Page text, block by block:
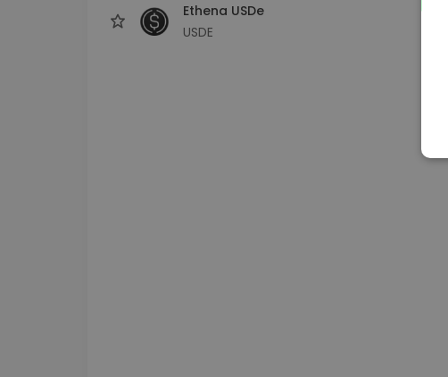
Ethena USDe
USDE